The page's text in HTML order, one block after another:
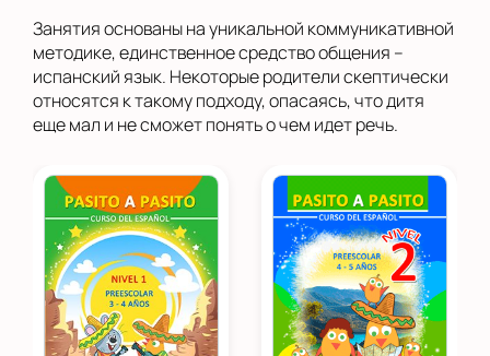
Занятия основаны на уникальной коммуникативной
методике, единственное средство общения –
испанский язык. Некоторые родители скептически
относятся к такому подходу, опасаясь, что дитя
еще мал и не сможет понять о чем идет речь.